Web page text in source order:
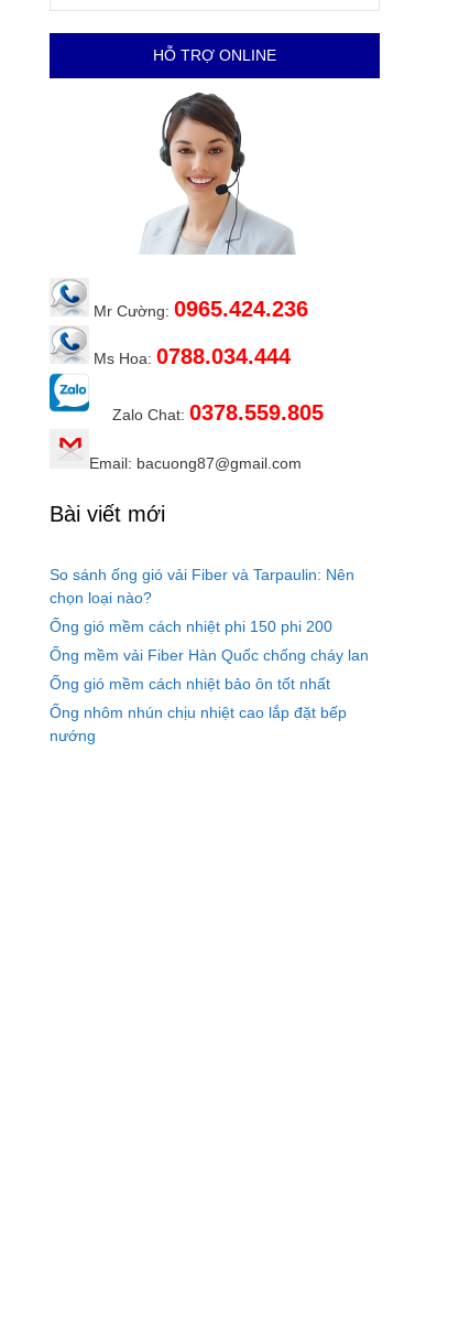
HỖ TRỢ ONLINE
Mr Cường: 0965.424.236
Ms Hoa: 0788.034.444
Zalo Chat: 0378.559.805
Email: bacuong87@gmail.com
Bài viết mới
So sánh ống gió vải Fiber và Tarpaulin: Nên
chọn loại nào?
Ống gió mềm cách nhiệt phi 150 phi 200
Ống mềm vải Fiber Hàn Quốc chống cháy lan
Ống gió mềm cách nhiệt bảo ôn tốt nhất
Ống nhôm nhún chịu nhiệt cao lắp đặt bếp
nướng